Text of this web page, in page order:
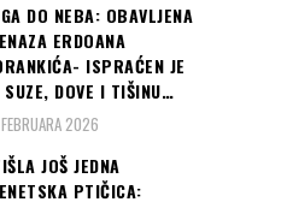
DO NEBA: OBAVLJENA
ERDOANA
ISPRAĆEN JE
SUZE, DOVE I TIŠINU…
2026
JOŠ JEDNA
PTIČICA: